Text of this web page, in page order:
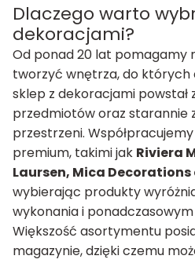
Dlaczego warto
dekoracjami?
Od ponad 20 lat pomagamy
tworzyć wnętrza, do których
sklep z dekoracjami powstał
przedmiotów oraz starannie
przestrzeni.
premium, takimi jak Riviera
Laursen, Mica Decorations
wybierając produkty
wykonania i
Większość asortymentu
magazynie, dzięki czemu